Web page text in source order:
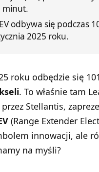
minut.
odbywa się podczas
2025 roku.
roku odbędzie się
. To właśnie tam
Stellantis,
(Range Extender
innowacji, ale
na myśli?